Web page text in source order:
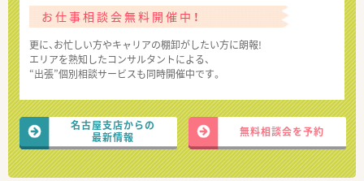
お仕事相談会無料開催中！
更に、お忙しい方やキャリアの棚卸がしたい方に朗報!
エリアを熟知したコンサルタントによる、
“出張”個別相談サービスも同時開催中です。
名古屋支店からの
最新情報
無料相談会を予約